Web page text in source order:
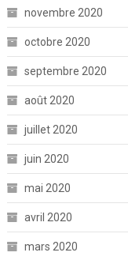
novembre 2020
octobre 2020
septembre 2020
août 2020
juillet 2020
juin 2020
mai 2020
avril 2020
mars 2020